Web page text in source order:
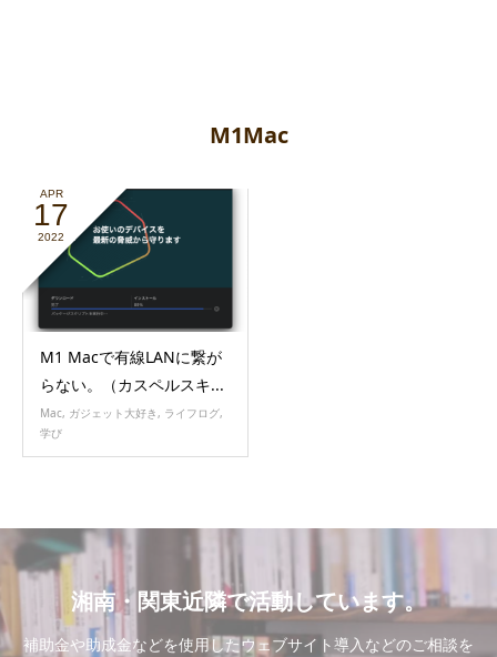
M1Mac
APR
17
2022
M1 Macで有線LANに繋が
らない。（カスペルスキ...
Mac, ガジェット大好き, ライフログ,
学び
湘南・関東近隣で活動しています。
補助金や助成金などを使用したウェブサイト導入などのご相談を